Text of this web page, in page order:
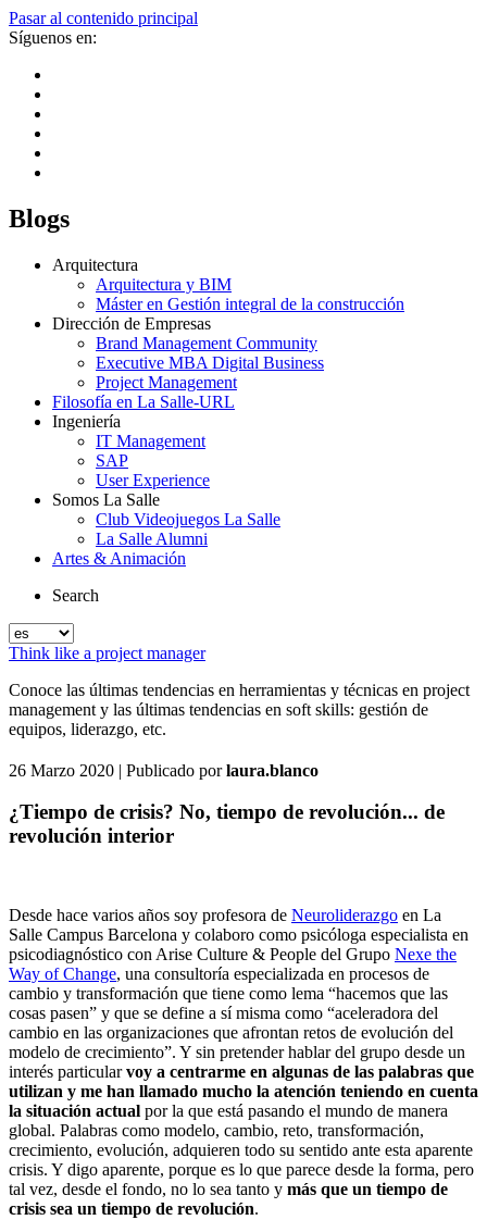
Pasar al contenido principal
Síguenos en:
Blogs
Arquitectura
Arquitectura y BIM
Máster en Gestión integral de la construcción
Dirección de Empresas
Brand Management Community
Executive MBA Digital Business
Project Management
Filosofía en La Salle-URL
Ingeniería
IT Management
SAP
User Experience
Somos La Salle
Club Videojuegos La Salle
La Salle Alumni
Artes & Animación
Search
Think like a project manager
Conoce las últimas tendencias en herramientas y técnicas en project
management y las últimas tendencias en soft skills: gestión de
equipos, liderazgo, etc.
26 Marzo 2020 | Publicado porlaura.blanco
¿Tiempo de crisis? No, tiempo de revolución... de
revolución interior
Desde hace varios años soy profesora de Neuroliderazgo en La
Salle Campus Barcelona y colaboro como psicóloga especialista en
psicodiagnóstico con Arise Culture & People del Grupo Nexe the
Way of Change, una consultoría especializada en procesos de
cambio y transformación que tiene como lema “hacemos que las
cosas pasen” y que se define a sí misma como “aceleradora del
cambio en las organizaciones que afrontan retos de evolución del
modelo de crecimiento”. Y sin pretender hablar del grupo desde un
interés particularvoy a centrarme en algunas de las palabras que
utilizan y me han llamado mucho la atención teniendo en cuenta
la situación actual por la que está pasando el mundo de manera
global. Palabras como modelo, cambio, reto, transformación,
crecimiento, evolución, adquieren todo su sentido ante esta aparente
crisis. Y digo aparente, porque es lo que parece desde la forma, pero
tal vez, desde el fondo, no lo sea tanto y más que un tiempo de
crisis sea un tiempo de revolución.